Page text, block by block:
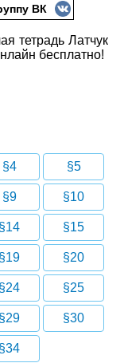
ВК
тетрадь Латчук
бесплатно!
§4 §5
§9 §10
§14 §15
§19 §20
§24 §25
§29 §30
§34